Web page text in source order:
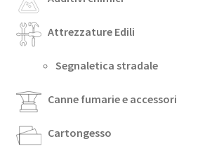
Attrezzature Edili
Segnaletica stradale
Canne fumarie e accessori
Cartongesso